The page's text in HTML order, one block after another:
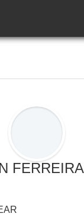
FERREIRA